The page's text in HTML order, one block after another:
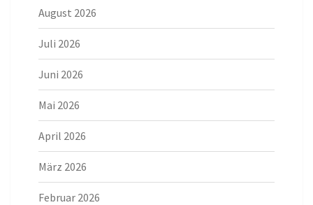
August 2026
Juli 2026
Juni 2026
Mai 2026
April 2026
März 2026
Februar 2026